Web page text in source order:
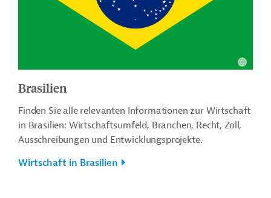
Brasilien
Finden Sie alle relevanten Informationen zur Wirtschaft
in Brasilien: Wirtschaftsumfeld, Branchen, Recht, Zoll,
Ausschreibungen und Entwicklungsprojekte.
Wirtschaft in Brasilien